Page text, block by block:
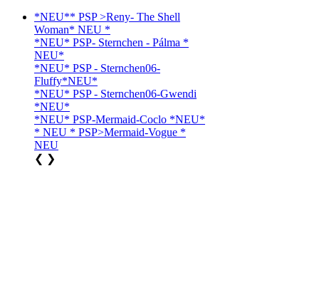
*NEU** PSP >Reny- The Shell
Woman* NEU *
*NEU* PSP- Sternchen - Pálma *
NEU*
*NEU* PSP - Sternchen06-
Fluffy*NEU*
*NEU* PSP - Sternchen06-Gwendi
*NEU*
*NEU* PSP-Mermaid-Coclo *NEU*
* NEU * PSP>Mermaid-Vogue *
NEU
❮ ❯